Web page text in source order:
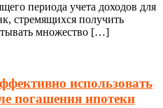
периода учета доходов для
стремящихся получить
множество […]
использовать
погашения ипотеки